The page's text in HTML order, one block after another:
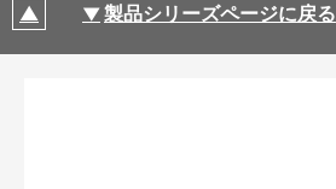
製品シリーズページに戻る